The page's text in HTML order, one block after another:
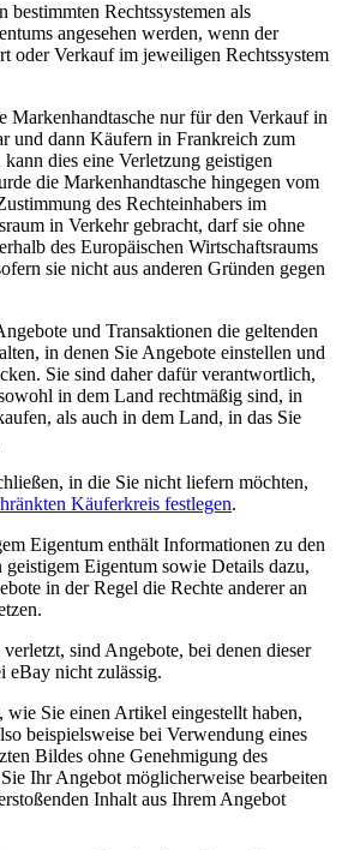
bestimmten Rechtssystemen als
angesehen werden, wenn der
oder Verkauf im jeweiligen Rechtssystem
Markenhandtasche nur für den Verkauf in
und dann Käufern in Frankreich zum
dies eine Verletzung geistigen
die Markenhandtasche hingegen vom
des Rechteinhabers im
in Verkehr gebracht, darf sie ohne
des Europäischen Wirtschaftsraums
sie nicht aus anderen Gründen gegen
und Transaktionen die geltenden
in denen Sie Angebote einstellen und
Sie sind daher dafür verantwortlich,
in dem Land rechtmäßig sind, in
als auch in dem Land, in das Sie
in die Sie nicht liefern möchten,
Käuferkreis festlegen.
Eigentum enthält Informationen zu den
Eigentum sowie Details dazu,
in der Regel die Rechte anderer an
sind Angebote, bei denen dieser
nicht zulässig.
wie Sie einen Artikel eingestellt haben,
beispielsweise bei Verwendung eines
Bildes ohne Genehmigung des
Ihr Angebot möglicherweise bearbeiten
Inhalt aus Ihrem Angebot